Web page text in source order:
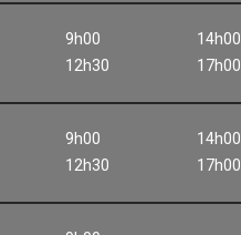
9h00
12h30
14h00
17h00
9h00
12h30
14h00
17h00